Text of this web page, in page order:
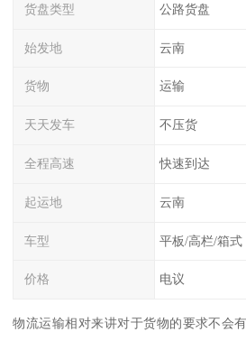
货盘类型 公路货盘
始发地 云南
货物 运输
天天发车 不压货
全程高速 快速到达
起运地 云南
车型 平板/高栏/箱式
价格 电议
物流运输相对来讲对于货物的要求不会